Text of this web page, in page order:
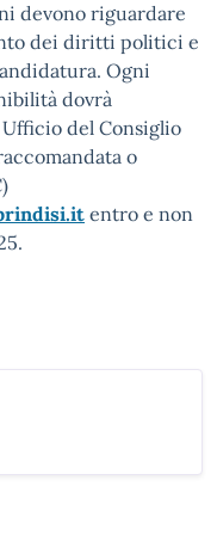
devono riguardare
dei diritti politici e
Ogni
dovrà
del Consiglio
o
entro e non